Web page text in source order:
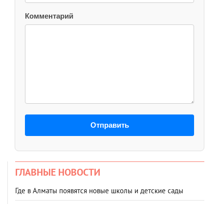
Комментарий
Отправить
ГЛАВНЫЕ НОВОСТИ
Где в Алматы появятся новые школы и детские сады